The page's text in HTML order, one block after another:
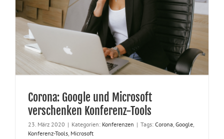
Corona: Google und Microsoft
verschenken Konferenz-Tools
23. März 2020 | Kategorien: Konferenzen | Tags: Corona, Google,
Konferenz-Tools, Microsoft